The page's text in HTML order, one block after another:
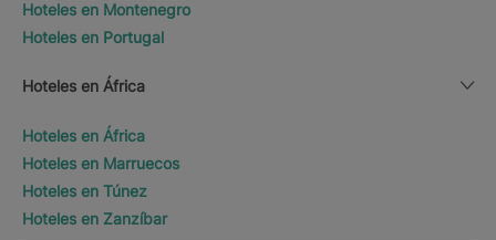
Hoteles en Montenegro
Hoteles en Portugal
Hoteles en África
Hoteles en África
Hoteles en Marruecos
Hoteles en Túnez
Hoteles en Zanzíbar